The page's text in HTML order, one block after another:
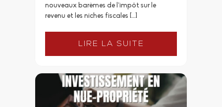
nouveaux barèmes de l’impôt sur le
revenu et les niches fiscales […]
LIRE LA SUITE